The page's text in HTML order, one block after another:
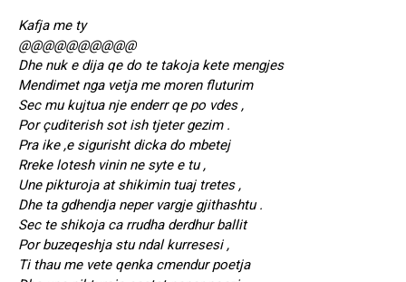
Kafja me ty
@@@@@@@@@@
Dhe nuk e dija qe do te takoja kete mengjes
Mendimet nga vetja me moren fluturim
Sec mu kujtua nje enderr qe po vdes ,
Por çuditerish sot ish tjeter gezim .
Pra ike ,e sigurisht dicka do mbetej
Rreke lotesh vinin ne syte e tu ,
Une pikturoja at shikimin tuaj tretes ,
Dhe ta gdhendja neper vargje gjithashtu .
Sec te shikoja ca rrudha derdhur ballit
Por buzeqeshja stu ndal kurresesi ,
Ti thau me vete qenka cmendur poetja